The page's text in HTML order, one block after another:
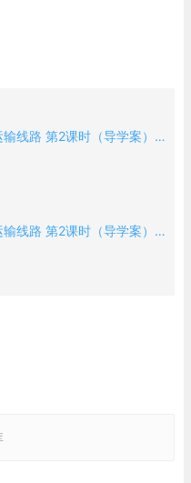
协调关系；感受交通发
影响；水运优势、港口分
国高速铁路线分布”、图
居 世界第一 。
3.3 描绘中国交通运输线路 第2课时（导学案）（原卷版）地理晋教版2024八年级上册.docx
3.3 描绘中国交通运输线路 第2课时（导学案）（解析版）地理晋教版2024八年级上册.docx